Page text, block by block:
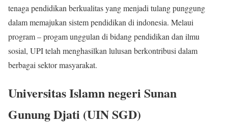
tenaga pendidikan berkualitas yang menjadi tulang punggung
dalam memajukan sistem pendidikan di indonesia. Melaui
program – progam unggulan di bidang pendidikan dan ilmu
sosial, UPI telah menghasilkan lulusan berkontribusi dalam
berbagai sektor masyarakat.
Universitas Islamn negeri Sunan
Gunung Djati (UIN SGD)